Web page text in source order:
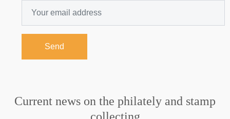
Send
Current news on the philately and stamp
collecting